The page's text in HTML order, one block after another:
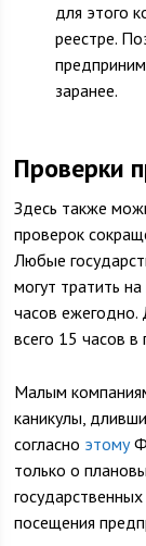
для этого
реестре.
заранее.
Проверки
Здесь также
проверок
Любые
могут тратить
часов
всего 15 часов в
Малым
каникулы,
согласно этому
только о
посещения